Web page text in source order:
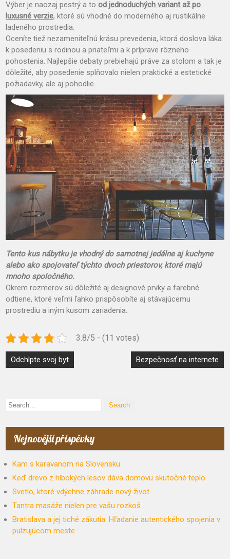
Výber je naozaj pestrý a tood jednoduchých variant až po
luxusné verzie, ktoré sú vhodné do moderného aj rustikálne
ladeného prostredia.
Oceníte tiež nezameniteľnú krásu prevedenia, ktorá doslova láka
k posedeniu s rodinou a priateľmi a k príprave rôzneho
pohostenia. Najlepšie debaty prebiehajú práve za stolom a tak je
dôležité, aby posedenie splňovalo nielen praktické a estetické
požiadavky, ale aj pohodlie.
Tento kus nábytku je vhodný do samotnej jedálne aj kuchyne
alebo ako spojovateľ týchto dvoch priestorov, ktoré majú
mnoho spoločného.
Okrem rozmerov sú dôležité aj designové prvky a farebné
odtiene, ktoré veľmi ľahko prispôsobíte aj stávajúcemu
prostrediu a iným kusom zariadenia.
3.8/5 - (11 votes)
Navigace
Odchlpte svoj byt Bezpečnosť na internete
Nejnovější příspěvky
Kam s karavanom na Slovensku
Keď drevo z hlbokých lesov dáva domovu skutočné teplo
Svetlo, ktoré vdýchne záhrade nový život
Tantra masáže nielen pre vašu rozkoš
Bratislava a jej tiché zákutia: Hľadanie autentického spojenia v
pulzujúcom meste